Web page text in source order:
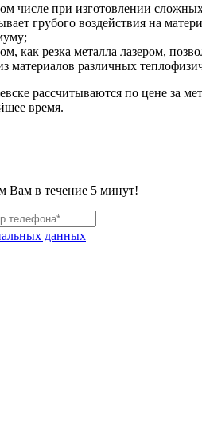
числе при изготовлении
грубого воздействия на
как резка металла лазером,
материалов различных
рассчитываются по цене за
время.
Вам в течение 5 минут!
данных